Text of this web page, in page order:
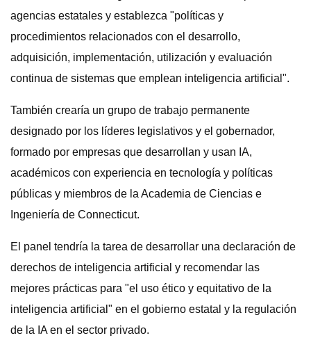
agencias estatales y establezca "políticas y
procedimientos relacionados con el desarrollo,
adquisición, implementación, utilización y evaluación
continua de sistemas que emplean inteligencia artificial".
También crearía un grupo de trabajo permanente
designado por los líderes legislativos y el gobernador,
formado por empresas que desarrollan y usan IA,
académicos con experiencia en tecnología y políticas
públicas y miembros de la Academia de Ciencias e
Ingeniería de Connecticut.
El panel tendría la tarea de desarrollar una declaración de
derechos de inteligencia artificial y recomendar las
mejores prácticas para "el uso ético y equitativo de la
inteligencia artificial" en el gobierno estatal y la regulación
de la IA en el sector privado.